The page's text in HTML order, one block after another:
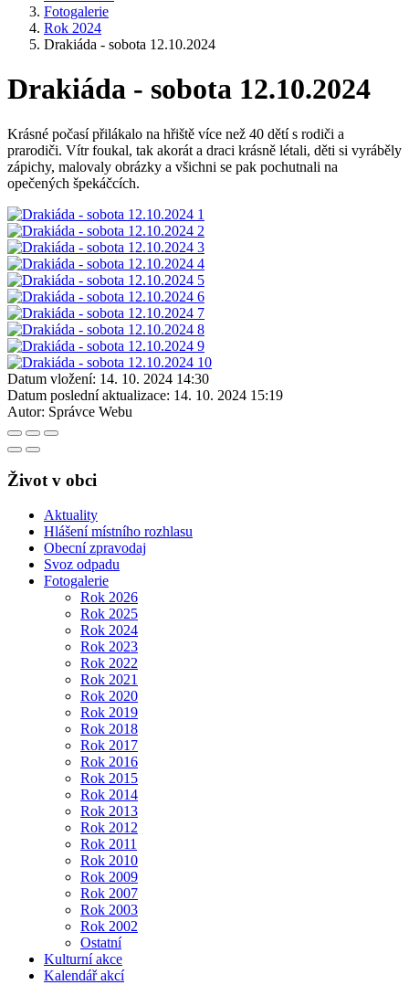
Fotogalerie
Rok 2024
Drakiáda - sobota 12.10.2024
Drakiáda - sobota 12.10.2024
Krásné počasí přilákalo na hřiště více než 40 dětí s rodiči a
prarodiči. Vítr foukal, tak akorát a draci krásně létali, děti si vyráběly
zápichy, malovaly obrázky a všichni se pak pochutnali na
opečených špekáčcích.
Datum vložení: 14. 10. 2024 14:30
Datum poslední aktualizace: 14. 10. 2024 15:19
Autor: Správce Webu
Život v obci
Aktuality
Hlášení místního rozhlasu
Obecní zpravodaj
Svoz odpadu
Fotogalerie
Rok 2026
Rok 2025
Rok 2024
Rok 2023
Rok 2022
Rok 2021
Rok 2020
Rok 2019
Rok 2018
Rok 2017
Rok 2016
Rok 2015
Rok 2014
Rok 2013
Rok 2012
Rok 2011
Rok 2010
Rok 2009
Rok 2007
Rok 2003
Rok 2002
Ostatní
Kulturní akce
Kalendář akcí